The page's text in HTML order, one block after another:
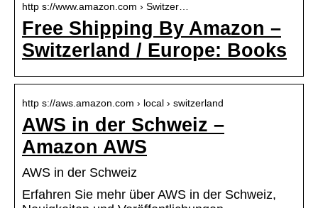
http s://www.amazon.com › Switzer…
Free Shipping By Amazon –
Switzerland / Europe: Books
http s://aws.amazon.com › local › switzerland
AWS in der Schweiz –
Amazon AWS
AWS in der Schweiz
Erfahren Sie mehr über AWS in der Schweiz,